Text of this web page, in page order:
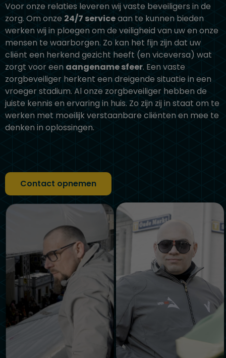
Voor onze relaties leveren wij vaste beveiligers in de
zorg. Om onze 24/7 serviceaan te kunnen bieden
werken wij in ploegen om de veiligheid van uw en onze
mensen te waarborgen. Zo kan het fijn zijn dat uw
cliënt een herkend gezicht heeft (en viceversa) wat
zorgt voor een aangename sfeer. Een vaste
zorgbeveiliger herkent een dreigende situatie in een
vroeger stadium. Al onze zorgbeveiliger hebben de
juiste kennis en ervaring in huis. Zo zijn zij in staat om te
werken met moeilijk verstaanbare cliënten en mee te
denken in oplossingen.
Contact opnemen